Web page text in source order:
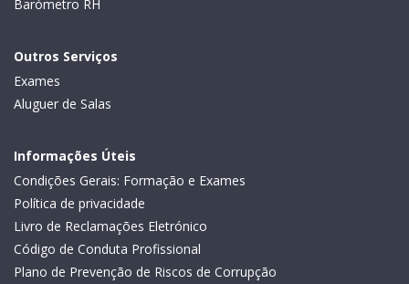
Barómetro RH
Outros Serviços
Exames
Aluguer de Salas
Informações Úteis
Condições Gerais: Formação e Exames
Política de privacidade
Livro de Reclamações Eletrónico
Código de Conduta Profissional
Plano de Prevenção de Riscos de Corrupção